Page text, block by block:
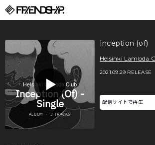
Inception (of)
Helsinki Lambda
2021.09.29 RELEASE
配信サイトで再生